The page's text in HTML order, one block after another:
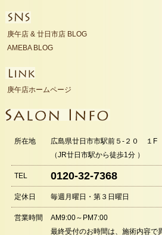
庚午店 & 廿日市店 BLOG
AMEBA BLOG
庚午店ホームページ
所在地
広島県廿日市市駅前５‐２０ １F
（JR廿日市駅から徒歩1分 ）
TEL 0120-32-7368
定休日 毎週月曜日・第３日曜日
営業時間
AM9:00～PM7:00
最終受付のお時間は、施術内容で